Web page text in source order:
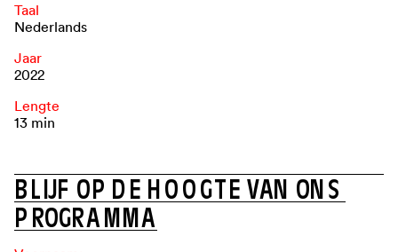
Taal
Nederlands
Jaar
2022
Lengte
13 min
B L IJF O P D E H OOGT E VAN ON S
P ROGRA M M A